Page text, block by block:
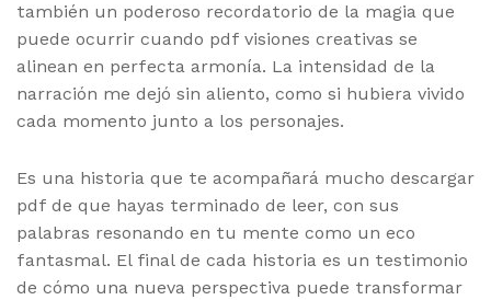
también un poderoso recordatorio de la magia que
puede ocurrir cuando pdf visiones creativas se
alinean en perfecta armonía. La intensidad de la
narración me dejó sin aliento, como si hubiera vivido
cada momento junto a los personajes.
Es una historia que te acompañará mucho descargar
pdf de que hayas terminado de leer, con sus
palabras resonando en tu mente como un eco
fantasmal. El final de cada historia es un testimonio
de cómo una nueva perspectiva puede transformar